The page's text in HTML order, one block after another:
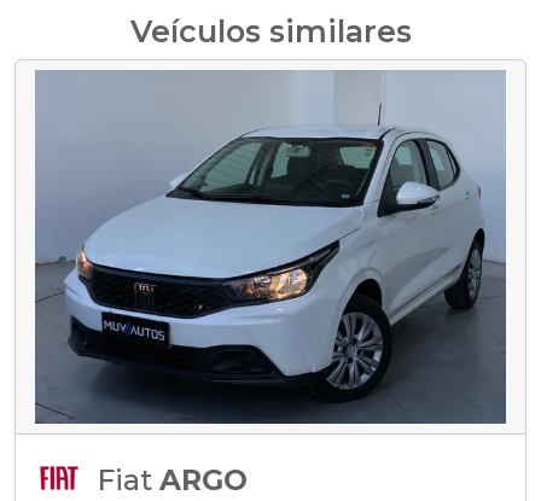
Veículos similares
Fiat ARGO